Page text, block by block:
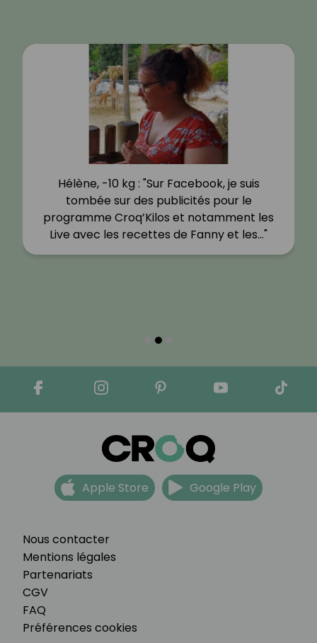
Hélène, -10 kg : "Sur Facebook, je suis
tombée sur des publicités pour le
programme Croq’Kilos et notamment les
Live avec les recettes de Fanny et les…"
Nous contacter
Mentions légales
Partenariats
CGV
FAQ
Préférences cookies
Apple Store Google Play